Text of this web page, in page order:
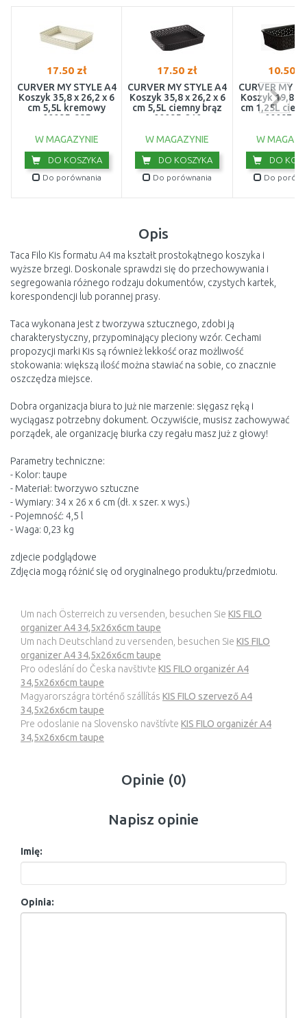
17.50 zł
CURVER MY STYLE A4
Koszyk 35,8 x 26,2 x 6
cm 5,5L kremowy
00095-885
W MAGAZYNIE
DO KOSZYKA
Do porównania
17.50 zł
CURVER MY STYLE A4
Koszyk 35,8 x 26,2 x 6
cm 5,5L ciemny brąz
00095-210
W MAGAZYNIE
DO KOSZYKA
Do porównania
10.50
CURVER MY
Koszyk 19,8 x
cm 1,25L
00097-
W
DO
Do
Opis
Taca Filo Kis formatu A4 ma kształt prostokątnego koszyka i
wyższe brzegi. Doskonale sprawdzi się do przechowywania i
segregowania różnego rodzaju dokumentów, czystych kartek,
korespondencji lub porannej prasy.
Taca wykonana jest z tworzywa sztucznego, zdobi ją
charakterystyczny, przypominający pleciony wzór. Cechami
propozycji marki Kis są również lekkość oraz możliwość
stokowania: większą ilość można stawiać na sobie, co znacznie
oszczędza miejsce.
Dobra organizacja biura to już nie marzenie: sięgasz ręką i
wyciągasz potrzebny dokument. Oczywiście, musisz zachowywać
porządek, ale organizację biurka czy regału masz już z głowy!
Parametry techniczne:
- Kolor: taupe
- Materiał: tworzywo sztuczne
- Wymiary: 34 x 26 x 6 cm (dł. x szer. x wys.)
- Pojemność: 4,5 l
- Waga: 0,23 kg
zdjecie podglądowe
Zdjęcia mogą różnić się od oryginalnego produktu/przedmiotu.
Um nach Österreich zu versenden, besuchen Sie KIS FILO
organizer A4 34,5x26x6cm taupe
Um nach Deutschland zu versenden, besuchen Sie KIS FILO
organizer A4 34,5x26x6cm taupe
Pro odeslání do Česka navštivte KIS FILO organizér A4
34,5x26x6cm taupe
Magyarországra történő szállítás KIS FILO szervező A4
34,5x26x6cm taupe
Pre odoslanie na Slovensko navštívte KIS FILO organizér A4
34,5x26x6cm taupe
Opinie (0)
Napisz opinie
Imię:
Opinia: